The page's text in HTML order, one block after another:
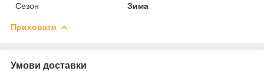
Сезон
Зима
Приховати
Умови доставки